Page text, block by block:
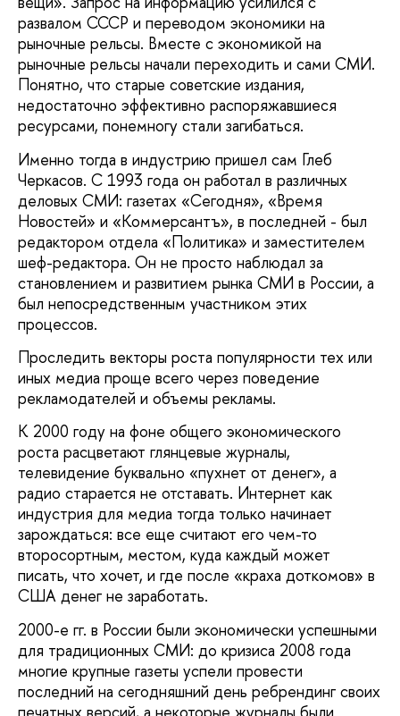
развалом СССР и переводом экономики на
рыночные рельсы. Вместе с экономикой на
рыночные рельсы начали переходить и сами СМИ.
Понятно, что старые советские издания,
недостаточно эффективно распоряжавшиеся
ресурсами, понемногу стали загибаться.
Именно тогда в индустрию пришел сам Глеб
Черкасов. С 1993 года он работал в различных
деловых СМИ: газетах «Сегодня», «Время
Новостей» и «Коммерсантъ», в последней - был
редактором отдела «Политика» и заместителем
шеф-редактора. Он не просто наблюдал за
становлением и развитием рынка СМИ в России, а
был непосредственным участником этих
процессов.
Проследить векторы роста популярности тех или
иных медиа проще всего через поведение
рекламодателей и объемы рекламы.
К 2000 году на фоне общего экономического
роста расцветают глянцевые журналы,
телевидение буквально «пухнет от денег», а
радио старается не отставать. Интернет как
индустрия для медиа тогда только начинает
зарождаться: все еще считают его чем-то
второсортным, местом, куда каждый может
писать, что хочет, и где после «краха доткомов» в
США денег не заработать.
2000-е гг. в России были экономически успешными
для традиционных СМИ: до кризиса 2008 года
многие крупные газеты успели провести
последний на сегодняшний день ребрендинг своих